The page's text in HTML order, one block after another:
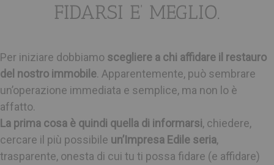
FIDARSI E’ MEGLIO.
Per iniziare dobbiamo scegliere a chi affidare il restauro
del nostro immobile. Apparentemente, può sembrare
un’operazione immediata e semplice, ma non lo è
affatto.
La prima cosa è quindi quella di informarsi, chiedere,
cercare il più possibile un’Impresa Edile seria,
trasparente, onesta di cui tu ti possa fidare (e affidare)